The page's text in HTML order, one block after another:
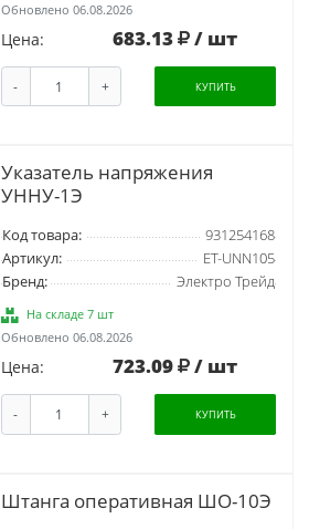
Обновлено 06.08.2026
Цена: 683.13 / шт
- + КУПИТЬ
Указатель напряжения
УННУ-1Э
Код товара:
931254168
Артикул:
ET-UNN105
Бренд:
Электро Трейд
На складе 7 шт
Обновлено 06.08.2026
Цена: 723.09 / шт
- + КУПИТЬ
Штанга оперативная ШО-10Э